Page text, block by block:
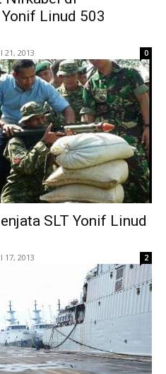
Linud 503
21, 2013 0
SLT Yonif Linud
17, 2013 2